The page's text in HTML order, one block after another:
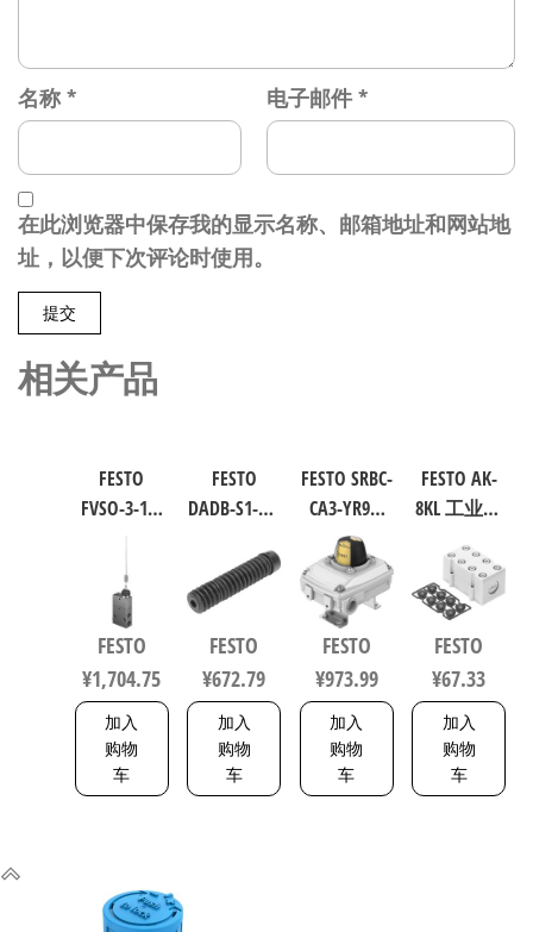
名称 * 电子邮件 *
在此浏览器中保存我的显示名称、邮箱地址和网站地
址，以便下次评论时使用。
相关产品
FESTO
FVSO-3-1/8
化零部件
规格3 3877
FESTO
¥1,704.75
加入
购物
车
FESTO
DADB-S1-40-
缸波纹管
保护套 行
符合ISO
6432 / ISO
15552
553463
FESTO
¥672.79
加入
购物
车
FESTO SRBC-
CA3-YR90-
MW-1-1WG-
C2-EX6 工业
自动化零
部件 规格1
8137093
FESTO
¥973.99
加入
购物
车
FESTO AK-
8KL 工业自
件 538219
FESTO
¥67.33
加入
购物
车